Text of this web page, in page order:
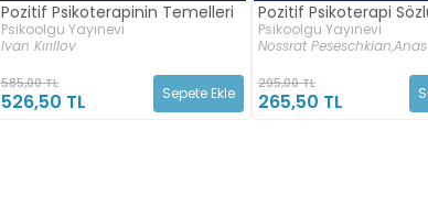
Pozitif Psikoterapinin Temelleri
Psikoolgu Yayınevi
Ivan Kırıllov
585,00 TL
526,50 TL Sepete Ekle
Pozitif Psikoterapi
Psikoolgu Yayınevi
Nossrat Peseschkian,
295,00 TL
265,50 TL